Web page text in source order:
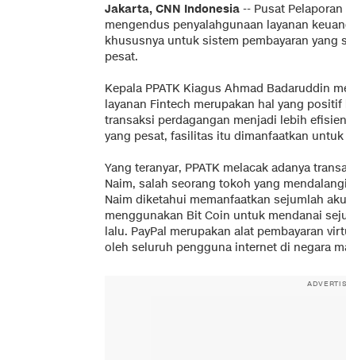
Jakarta, CNN Indonesia -- Pusat
mengendus penyalahgunaan layanan
khususnya untuk sistem pembayaran
pesat.
Kepala PPATK Kiagus Ahmad Badaruddin
layanan Fintech merupakan hal yang
transaksi perdagangan menjadi lebih
yang pesat, fasilitas itu dimanfaatkan
Yang teranyar, PPATK melacak adanya
Naim, salah seorang tokoh yang
Naim diketahui memanfaatkan sejumlah
menggunakan Bit Coin untuk mendanai
lalu. PayPal merupakan alat pembayaran
oleh seluruh pengguna internet di negara